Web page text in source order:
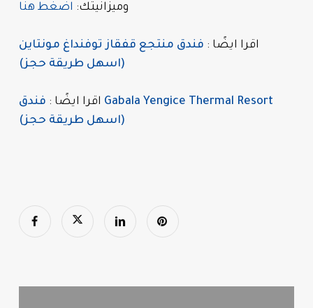
وميزانيتك: اضغط هنا
اقرا ايضًا : فندق منتجع قفقاز توفنداغ مونتاين
(اسهل طريقة حجز)
اقرا ايضًا : فندق Gabala Yengice Thermal Resort
(اسهل طريقة حجز)